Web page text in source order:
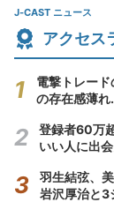
J-CAST ニュース
アクセス
電撃トレー
の存在感薄
登録者60万
いい人に出
羽生結弦、
岩沢厚治と